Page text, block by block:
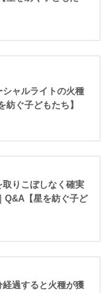
シャルライトの火種
ぐ子どもたち】
取りこぼしなく確実
Q&A【星を紡ぐ子ど
経過すると火種が獲